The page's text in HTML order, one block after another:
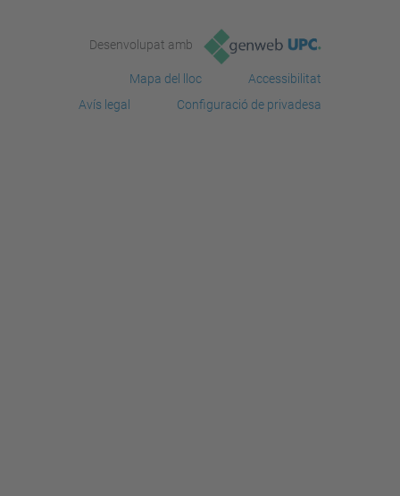
Desenvolupat amb
Mapa del lloc
Accessibilitat
Avís legal
Configuració de privadesa